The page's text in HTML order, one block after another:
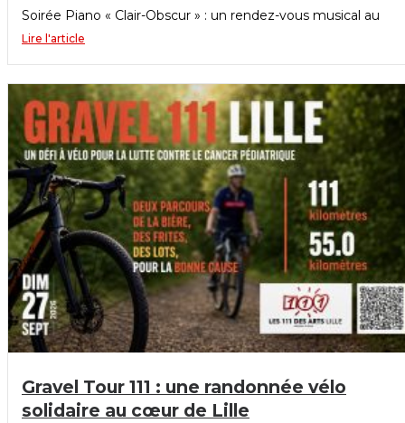
Soirée Piano « Clair-Obscur » : un rendez-vous musical au
Lire l'article
Gravel Tour 111 : une randonnée vélo
solidaire au cœur de Lille